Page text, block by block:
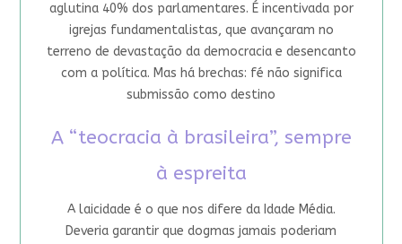
aglutina 40% dos parlamentares. É incentivada por
igrejas fundamentalistas, que avançaram no
terreno de devastação da democracia e desencanto
com a política. Mas há brechas: fé não significa
submissão como destino
A “teocracia à brasileira”, sempre
à espreita
A laicidade é o que nos difere da Idade Média.
Deveria garantir que dogmas jamais poderiam